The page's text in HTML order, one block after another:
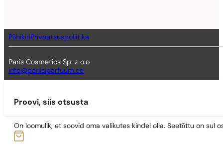
PõhikiriPrivaatsuspoliitika
Paris Cosmetics Sp. z o.o
info@pariisiparfuum.ee
Proovi, siis otsusta
On loomulik, et soovid oma valikutes kindel olla. Seetõttu on sul